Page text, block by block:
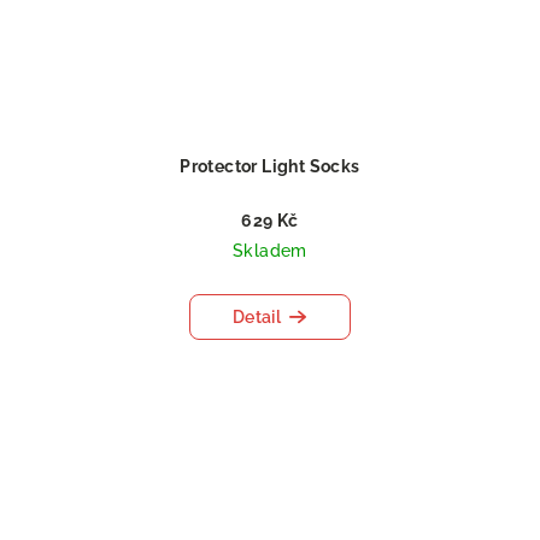
Protector Light Socks
629 Kč
Skladem
Detail